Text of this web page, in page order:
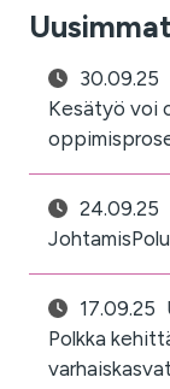
30.09.25
Kesätyö voi
24.09.25
17.09.25
Polkka